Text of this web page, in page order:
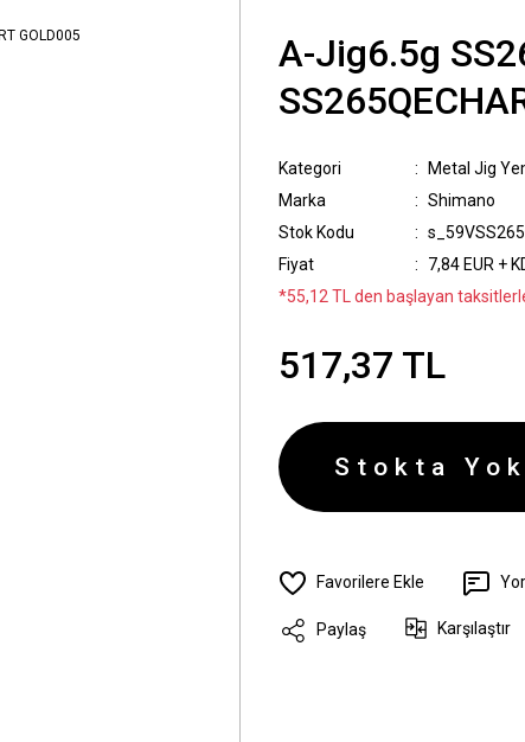
A-Jig6.5g
Kategori
Metal Jig
Marka
Shimano
Stok Kodu
Fiyat
7,84 EUR +
*55,12 TL den başlayan
517,37 TL
Stokta
Paylaş Karşılaştır